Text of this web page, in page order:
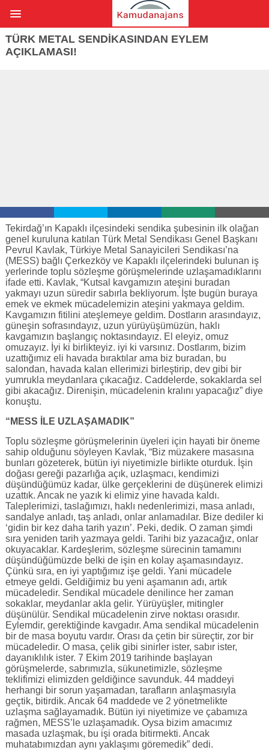
TÜRK METAL SENDIKASINDAN EYLEM
AÇIKLAMASI!
Tekirdağ’ın Kapaklı ilçesindeki sendika şubesinin ilk olağan
genel kuruluna katılan Türk Metal Sendikası Genel Başkanı
Pevrul Kavlak, Türkiye Metal Sanayicileri Sendikası’na
(MESS) bağlı Çerkezköy ve Kapaklı ilçelerindeki bulunan iş
yerlerinde toplu sözleşme görüşmelerinde uzlaşamadıklarını
ifade etti. Kavlak, “Kutsal kavgamızın ateşini buradan
yakmayı uzun süredir sabırla bekliyorum. İşte bugün buraya
emek ve ekmek mücadelemizin ateşini yakmaya geldim.
Kavgamızın fitilini ateşlemeye geldim. Dostların arasındayız,
güneşin sofrasındayız, uzun yürüyüşümüzün, haklı
kavgamızın başlangıç noktasındayız. El eleyiz, omuz
omuzayız. İyi ki birlikteyiz. iyi ki varsınız. Dostlarım, bizim
uzattığımız eli havada bıraktılar ama biz buradan, bu
salondan, havada kalan ellerimizi birleştirip, dev gibi bir
yumrukla meydanlara çıkacağız. Caddelerde, sokaklarda sel
gibi akacağız. Direnişin, mücadelenin kralını yapacağız” diye
konuştu.
“MESS İLE UZLAŞAMADIK”
Toplu sözleşme görüşmelerinin üyeleri için hayati bir öneme
sahip olduğunu söyleyen Kavlak, “Biz müzakere masasına
bunları gözeterek, bütün iyi niyetimizle birlikte oturduk. İşin
doğası gereği pazarlığa açık, uzlaşmacı, kendimizi
düşündüğümüz kadar, ülke gerçeklerini de düşünerek elimizi
uzattık. Ancak ne yazık ki elimiz yine havada kaldı.
Taleplerimizi, taslağımızı, haklı nedenlerimizi, masa anladı,
sandalye anladı, taş anladı, onlar anlamadılar. Bize dediler ki
‘gidin bir kez daha tarih yazın’. Peki, dedik. O zaman şimdi
sıra yeniden tarih yazmaya geldi. Tarihi biz yazacağız, onlar
okuyacaklar. Kardeşlerim, sözleşme sürecinin tamamını
düşündüğümüzde belki de işin en kolay aşamasındayız.
Çünkü sıra, en iyi yaptığımız işe geldi. Yani mücadele
etmeye geldi. Geldiğimiz bu yeni aşamanın adı, artık
mücadeledir. Sendikal mücadele denilince her zaman
sokaklar, meydanlar akla gelir. Yürüyüşler, mitingler
düşünülür. Sendikal mücadelenin zirve noktası orasıdır.
Eylemdir, gerektiğinde kavgadır. Ama sendikal mücadelenin
bir de masa boyutu vardır. Orası da çetin bir süreçtir, zor bir
mücadeledir. O masa, çelik gibi sinirler ister, sabır ister,
dayanıklılık ister. 7 Ekim 2019 tarihinde başlayan
görüşmelerde, sabrımızla, sükunetimizle, sözleşme
teklifimizi elimizden geldiğince savunduk. 44 maddeyi
herhangi bir sorun yaşamadan, tarafların anlaşmasıyla
geçtik, bitirdik. Ancak 64 maddede ve 2 yönetmelikte
uzlaşma sağlayamadık. Bütün iyi niyetimize ve çabamıza
rağmen, MESS’le uzlaşamadık. Oysa bizim amacımız
masada uzlaşmak, bu işi orada bitirmekti. Ancak
muhatabımızdan aynı yaklaşımı göremedik” dedi.